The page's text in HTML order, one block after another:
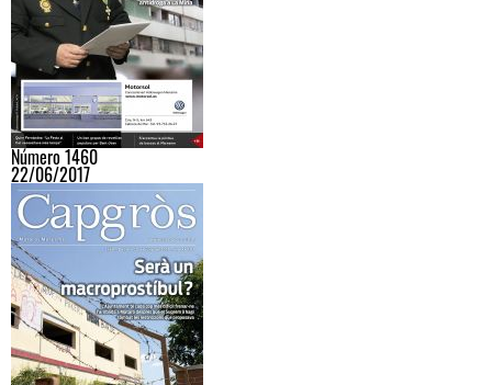
Número 1460
22/06/2017